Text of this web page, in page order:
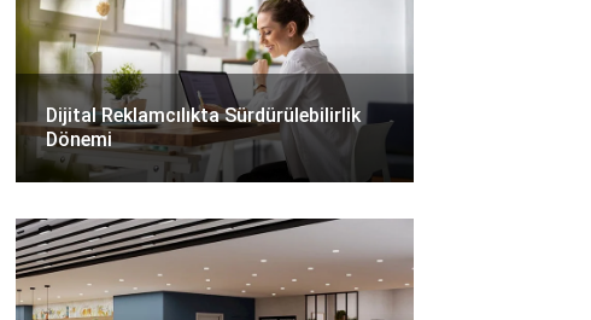
Dijital Reklamcılıkta Sürdürülebilirlik
Dönemi